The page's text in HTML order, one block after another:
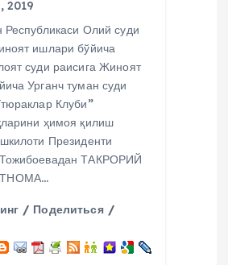
2019
Республикаси Олий суди
ишлари бўйича
суди раисига Жиноят
Урганч туман суди
Клуби”
ҳимоя қилиш
Президенти
ТАКРОРИЙ
/ Поделиться /